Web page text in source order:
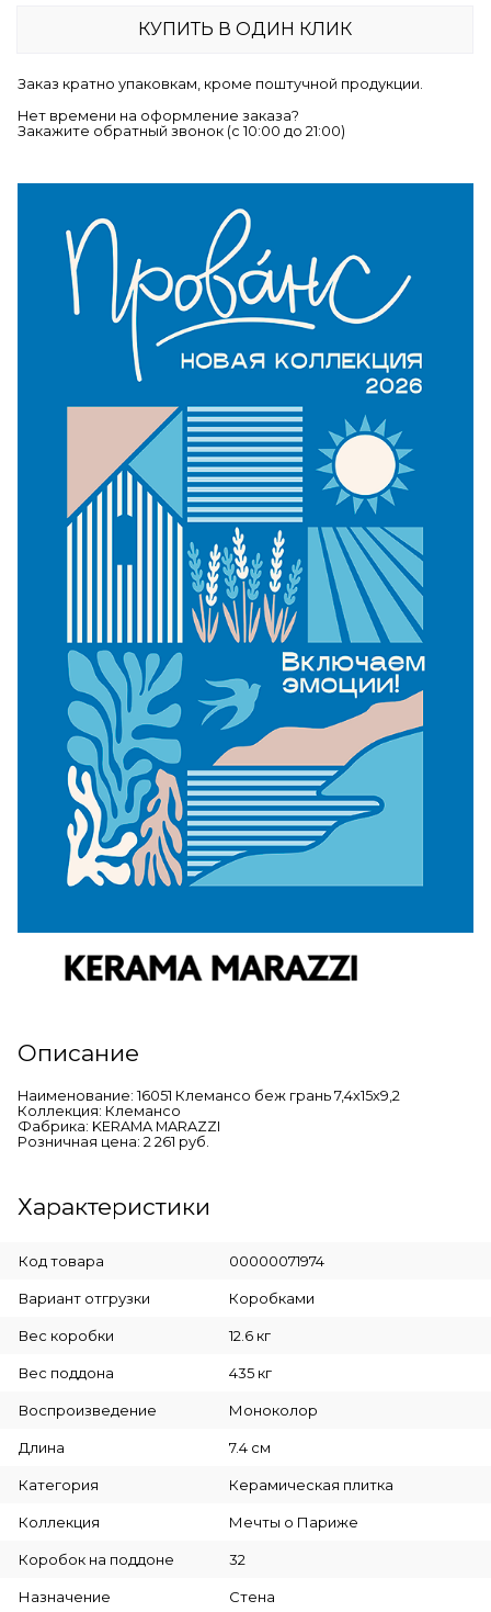
КУПИТЬ В ОДИН КЛИК
Заказ кратно упаковкам, кроме поштучной продукции.
Нет времени на оформление заказа?
Закажите обратный звонок (c 10:00 до 21:00)
Описание
Наименование: 16051 Клемансо беж грань 7,4х15х9,2
Коллекция: Клемансо
Фабрика: KERAMA MARAZZI
Розничная цена: 2 261 руб.
Характеристики
Код товара 00000071974
Вариант отгрузки Коробками
Вес коробки 12.6 кг
Вес поддона 435 кг
Воспроизведение Моноколор
Длина 7.4 см
Категория Керамическая плитка
Коллекция Мечты о Париже
Коробок на поддоне 32
Назначение Стена